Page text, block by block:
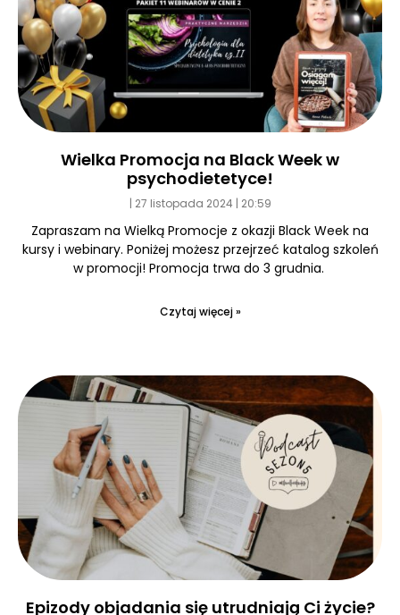
Wielka Promocja na Black Week w
psychodietetyce!
27 listopada 2024 20:59
Zapraszam na Wielką Promocje z okazji Black Week na
kursy i webinary. Poniżej możesz przejrzeć katalog szkoleń
w promocji! Promocja trwa do 3 grudnia.
Czytaj więcej »
Epizody objadania się utrudniają Ci życie?